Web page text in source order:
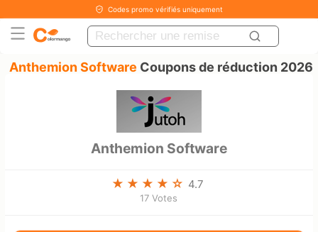
Codes promo vérifiés uniquement
Anthemion Software Coupons de réduction 2026
Anthemion Software
4.7
17 Votes